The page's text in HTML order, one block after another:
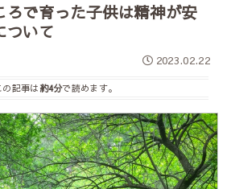
ろで育った子供は精神が安
ついて
2023.02.22
の記事は約4分で読めます。